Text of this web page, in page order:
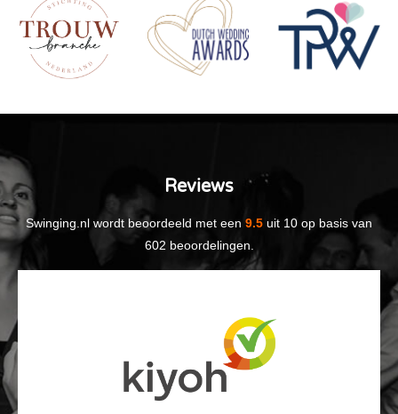
Reviews
Swinging.nl wordt beoordeeld met een 9.5 uit 10 op basis van
602 beoordelingen.